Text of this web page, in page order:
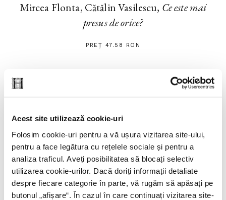
Acest site utilizează cookie-uri
Folosim cookie-uri pentru a vă ușura vizitarea site-ului,
pentru a face legătura cu rețelele sociale și pentru a
analiza traficul. Aveți posibilitatea să blocați selectiv
utilizarea cookie-urilor. Dacă doriți informații detaliate
despre fiecare categorie în parte, vă rugăm să apăsați pe
butonul „ afișare“. În cazul în care continuați vizitarea site-
Mircea Flonta, Cătălin Vasilescu, Ce este mai
presus de orice?
PREȚ 47.58 RON